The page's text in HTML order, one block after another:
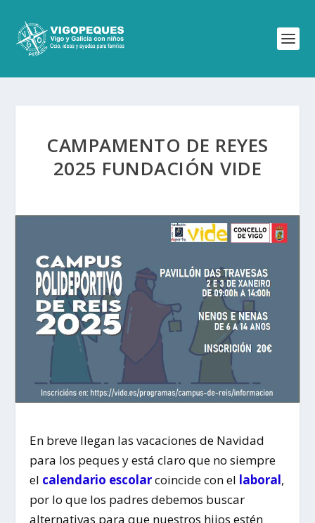
CAMPAMENTO DE REYES
2025 FUNDACIÓN VIDE
En breve llegan las vacaciones de Navidad
para los peques y está claro que no siempre
el calendario escolarcoincide con el laboral,
por lo que los padres debemos buscar
alternativas para que nuestros hijos estén